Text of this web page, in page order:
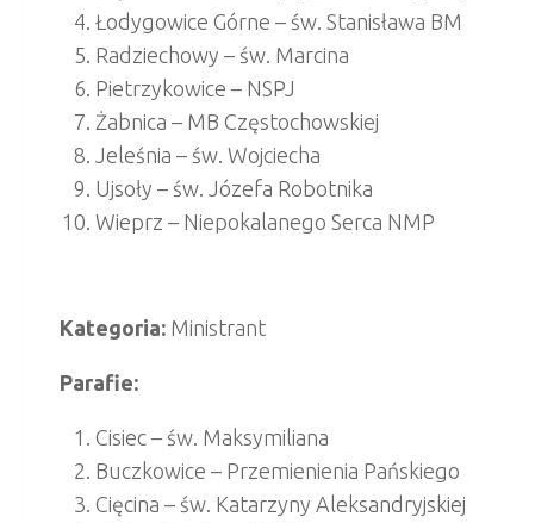
Łodygowice Górne – św. Stanisława BM
Radziechowy – św. Marcina
Pietrzykowice – NSPJ
Żabnica – MB Częstochowskiej
Jeleśnia – św. Wojciecha
Ujsoły – św. Józefa Robotnika
Wieprz – Niepokalanego Serca NMP
Kategoria: Ministrant
Parafie:
Cisiec – św. Maksymiliana
Buczkowice – Przemienienia Pańskiego
Cięcina – św. Katarzyny Aleksandryjskiej